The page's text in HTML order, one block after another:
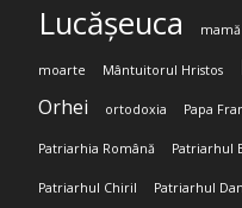
Lucășeuca mamă
moarte Mântuitorul Hristos
Orhei ortodoxia Papa
Patriarhia Română Patriarhul
Patriarhul Chiril Patriarhul